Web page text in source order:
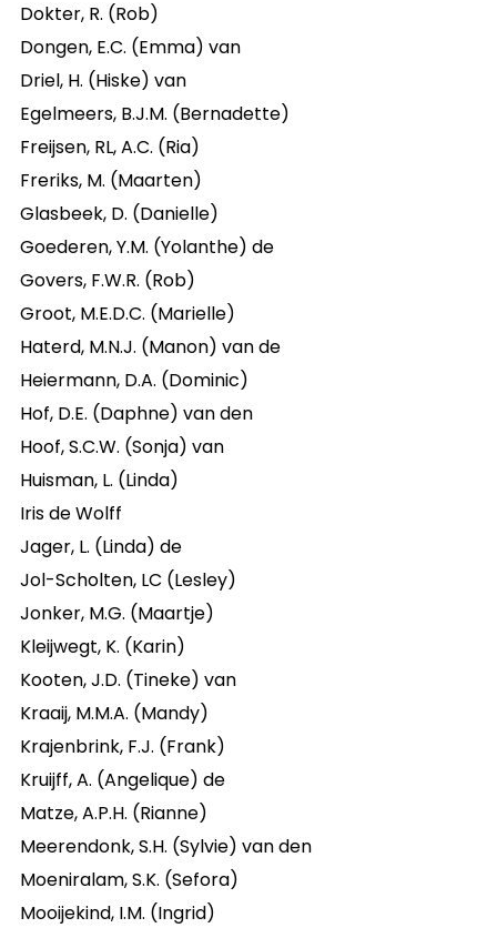
Dokter, R. (Rob)
Dongen, E.C. (Emma) van
Driel, H. (Hiske) van
Egelmeers, B.J.M. (Bernadette)
Freijsen, RL, A.C. (Ria)
Freriks, M. (Maarten)
Glasbeek, D. (Danielle)
Goederen, Y.M. (Yolanthe) de
Govers, F.W.R. (Rob)
Groot, M.E.D.C. (Marielle)
Haterd, M.N.J. (Manon) van de
Heiermann, D.A. (Dominic)
Hof, D.E. (Daphne) van den
Hoof, S.C.W. (Sonja) van
Huisman, L. (Linda)
Iris de Wolff
Jager, L. (Linda) de
Jol-Scholten, LC (Lesley)
Jonker, M.G. (Maartje)
Kleijwegt, K. (Karin)
Kooten, J.D. (Tineke) van
Kraaij, M.M.A. (Mandy)
Krajenbrink, F.J. (Frank)
Kruijff, A. (Angelique) de
Matze, A.P.H. (Rianne)
Meerendonk, S.H. (Sylvie) van den
Moeniralam, S.K. (Sefora)
Mooijekind, I.M. (Ingrid)